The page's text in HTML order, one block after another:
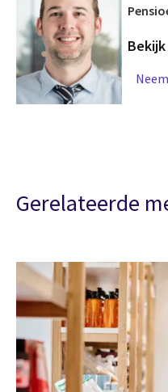
Gerelateerde